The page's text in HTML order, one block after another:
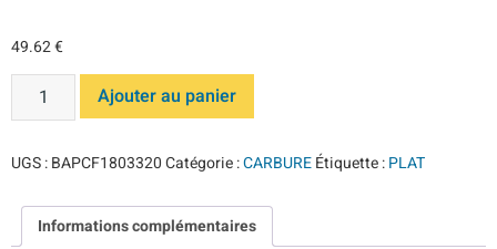
49.62€
Ajouter au panier
UGS :BAPCF1803320Catégorie :CARBUREÉtiquette :PLAT
Informations complémentaires